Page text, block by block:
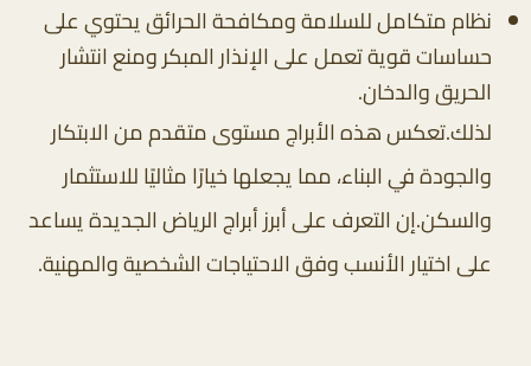
نظام متكامل للسلامة ومكافحة الحرائق يحتوي على
حساسات قوية تعمل على الإنذار المبكر ومنع انتشار
الحريق والدخان.
لذلك.تعكس هذه الأبراج مستوى متقدم من الابتكار
والجودة في البناء، مما يجعلها خيارًا مثاليًا للاستثمار
والسكن.إن التعرف على أبرز أبراج الرياض الجديدة يساعد
على اختيار الأنسب وفق الاحتياجات الشخصية والمهنية.